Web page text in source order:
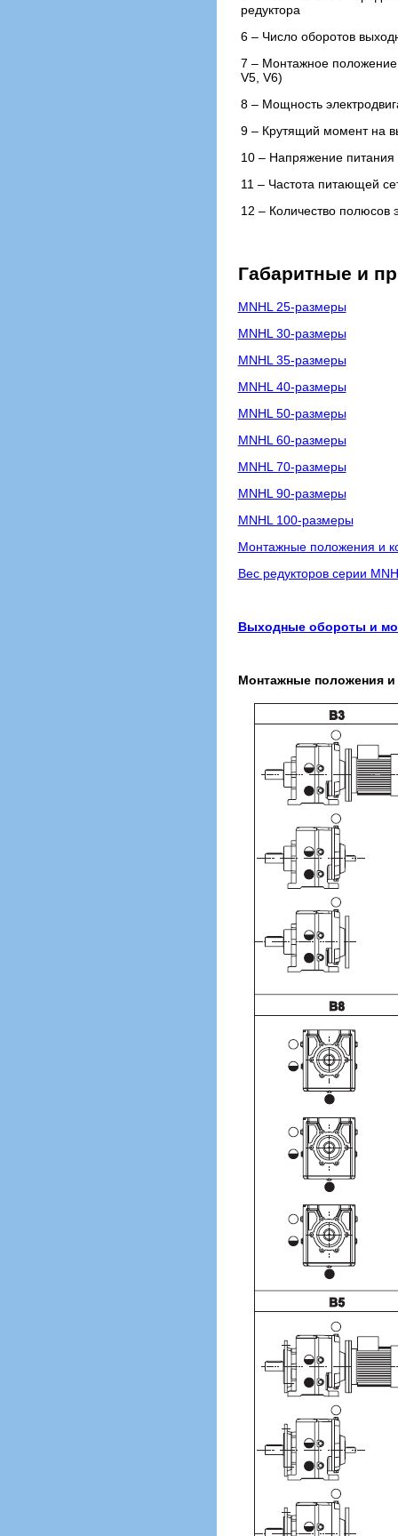
редуктора
6 – Число оборотов
7 – Монтажное
V5, V6)
8 – Мощность
9 – Крутящий момент на
10 – Напряжение питания
11 – Частота питающей
12 – Количество полюсов
Габаритные и
MNHL 25-размеры
MNHL 30-размеры
MNHL 35-размеры
MNHL 40-размеры
MNHL 50-размеры
MNHL 60-размеры
MNHL 70-размеры
MNHL 90-размеры
MNHL 100-размеры
Монтажные положения и
Вес редукторов серии
Выходные обороты и
Монтажные положения и